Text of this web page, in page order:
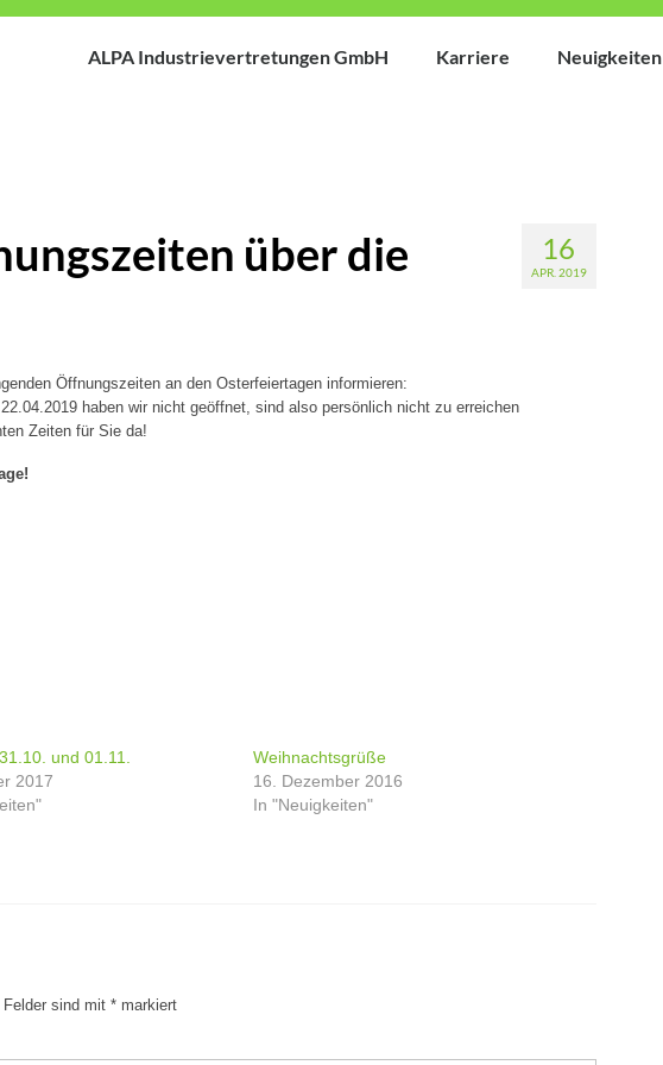
ALPA Industrievertretungen GmbH Karriere Neuigkeiten
16
APR. 2019
über die
Öffnungszeiten an den Osterfeiertagen informieren:
haben wir nicht geöffnet, sind also persönlich nicht zu erreichen
Zeiten für Sie da!
und 01.11.
2017
Weihnachtsgrüße
16. Dezember 2016
In "Neuigkeiten"
Felder sind mit * markiert